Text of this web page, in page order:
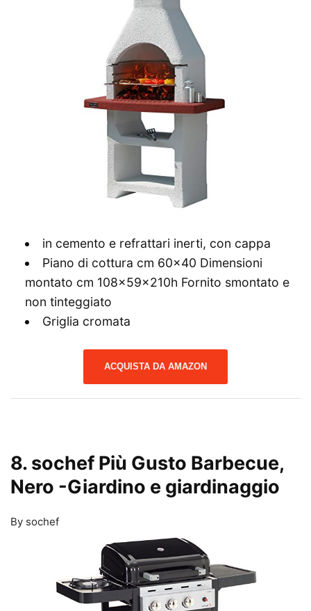
in cemento e refrattari inerti, con cappa
Piano di cottura cm 60×40 Dimensioni
montato cm 108x59x210h Fornito smontato e
non tinteggiato
Griglia cromata
ACQUISTA DA AMAZON
8. sochef Più Gusto Barbecue,
Nero -Giardino e giardinaggio
By sochef